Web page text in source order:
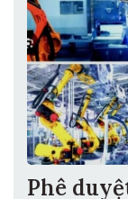
Phê